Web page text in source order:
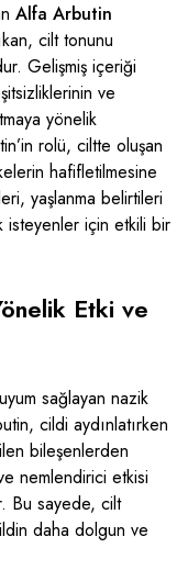
Alfa Arbutin
cilt tonunu
Gelişmiş içeriği
ve
yönelik
rolü, ciltte oluşan
hafifletilmesine
yaşlanma belirtileri
isteyenler için etkili bir
Etki ve
sağlayan nazik
cildi aydınlatırken
bileşenlerden
nemlendirici etkisi
Bu sayede, cilt
daha dolgun ve